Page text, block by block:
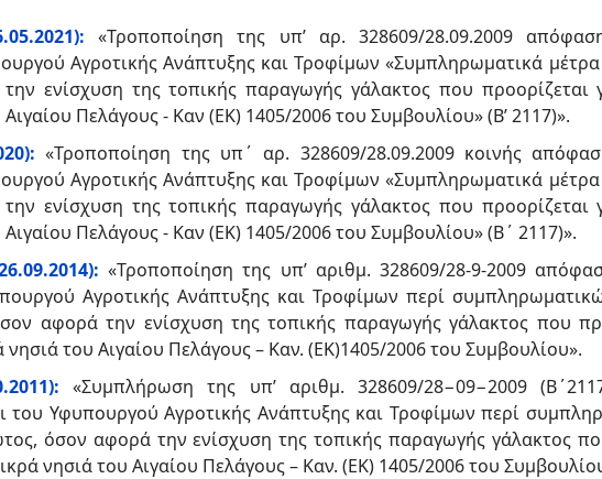
«Τροποποίηση της υπ’ αρ. 328609/28.09.2009
Αγροτικής Ανάπτυξης και Τροφίμων «Συμπληρωματικά
ενίσχυση της τοπικής παραγωγής γάλακτος που προορίζεται
Πελάγους - Καν (ΕΚ) 1405/2006 του Συμβουλίου» (Β’ 2117)».
«Τροποποίηση της υπ΄ αρ. 328609/28.09.2009 κοινής
Αγροτικής Ανάπτυξης και Τροφίμων «Συμπληρωματικά
ενίσχυση της τοπικής παραγωγής γάλακτος που προορίζεται
Πελάγους - Καν (ΕΚ) 1405/2006 του Συμβουλίου» (Β΄ 2117)».
«Τροποποίηση της υπ’ αριθμ. 328609/28-9-2009
Αγροτικής Ανάπτυξης και Τροφίμων περί
αφορά την ενίσχυση της τοπικής παραγωγής γάλακτος που
του Αιγαίου Πελάγους – Καν. (ΕΚ)1405/2006 του Συμβουλίου».
«Συμπλήρωση της υπ’ αριθμ. 328609/28−09−2009
του Υφυπουργού Αγροτικής Ανάπτυξης και Τροφίμων περί
όσον αφορά την ενίσχυση της τοπικής παραγωγής γάλακτος
νησιά του Αιγαίου Πελάγους – Καν. (ΕΚ) 1405/2006 του